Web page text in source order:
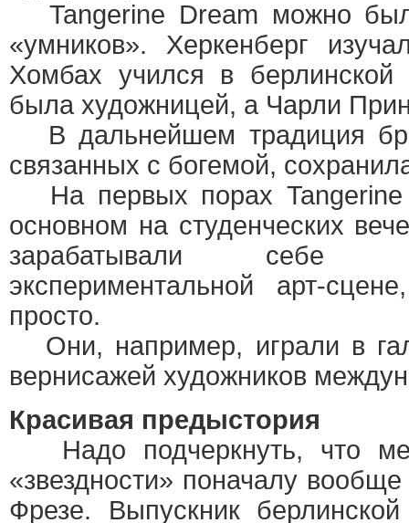
Tangerine Dream можно
«умников». Херкенберг
Хомбах учился в берлинской
была художницей, а Чарли
В дальнейшем традиция
связанных с богемой,
На первых порах Tangerine
основном на студенческих
зарабатывали себе
экспериментальной арт-
просто.
Они, например, играли в
вернисажей художников
Красивая предыстория
Надо подчеркнуть, что
«звездности» поначалу
Фрезе. Выпускник